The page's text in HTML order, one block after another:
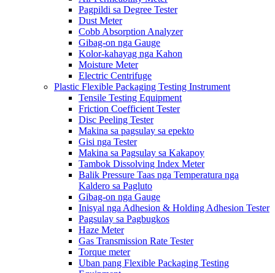
Pagpildi sa Degree Tester
Dust Meter
Cobb Absorption Analyzer
Gibag-on nga Gauge
Kolor-kahayag nga Kahon
Moisture Meter
Electric Centrifuge
Plastic Flexible Packaging Testing Instrument
Tensile Testing Equipment
Friction Coefficient Tester
Disc Peeling Tester
Makina sa pagsulay sa epekto
Gisi nga Tester
Makina sa Pagsulay sa Kakapoy
Tambok Dissolving Index Meter
Balik Pressure Taas nga Temperatura nga
Kaldero sa Pagluto
Gibag-on nga Gauge
Inisyal nga Adhesion & Holding Adhesion Tester
Pagsulay sa Pagbugkos
Haze Meter
Gas Transmission Rate Tester
Torque meter
Uban pang Flexible Packaging Testing